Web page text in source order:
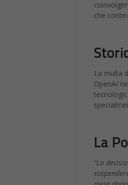
che
La multa
OpenAI
La
“La